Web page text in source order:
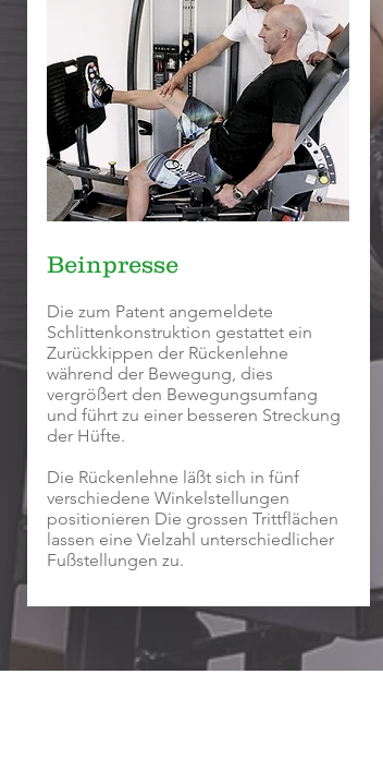
Beinpresse
Die zum Patent angemeldete
Schlittenkonstruktion gestattet ein
Zurückkippen der Rückenlehne
während der Bewegung, dies
vergrößert den Bewegungsumfang
und führt zu einer besseren Streckung
der Hüfte.
Die Rückenlehne läßt sich in fünf
verschiedene Winkelstellungen
positionieren Die grossen Trittflächen
lassen eine Vielzahl unterschiedlicher
Fußstellungen zu.